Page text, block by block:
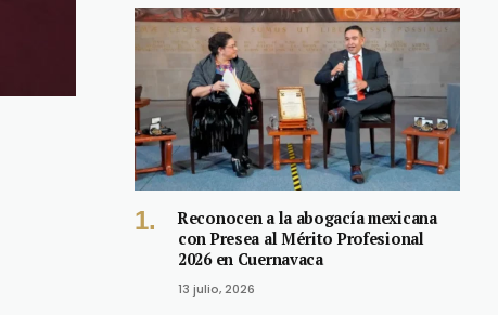
Reconocen a la abogacía mexicana
con Presea al Mérito Profesional
2026 en Cuernavaca
13 julio, 2026